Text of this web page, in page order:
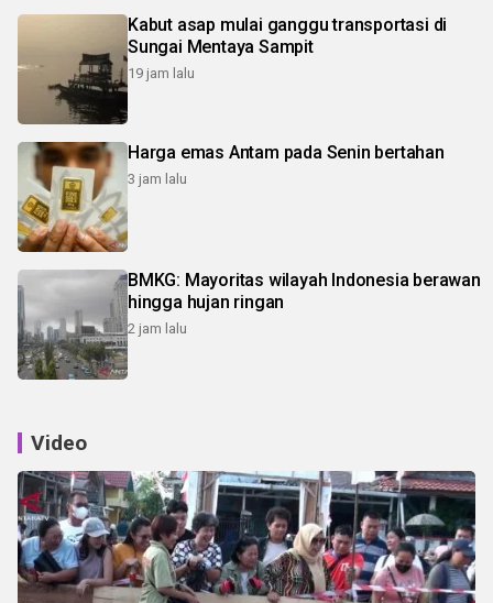
Kabut asap mulai ganggu transportasi di
Sungai Mentaya Sampit
19 jam lalu
Harga emas Antam pada Senin bertahan
3 jam lalu
BMKG: Mayoritas wilayah Indonesia berawan
hingga hujan ringan
2 jam lalu
Video